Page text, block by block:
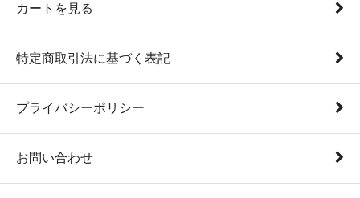
カートを見る
特定商取引法に基づく表記
プライバシーポリシー
お問い合わせ